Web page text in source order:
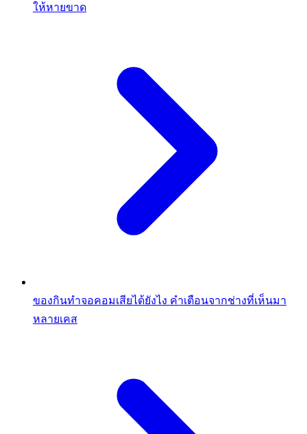
ให้หายขาด
ของกินทำจอคอมเสียได้ยังไง คำเตือนจากช่างที่เห็นมา
หลายเคส